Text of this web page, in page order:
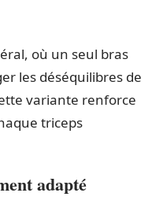
où un seul bras
les déséquilibres de
variante renforce
triceps
adapté